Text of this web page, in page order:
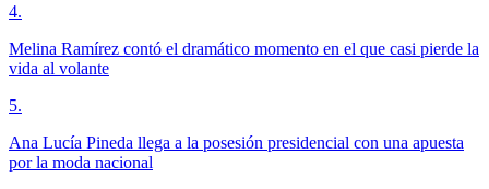
4.
Melina Ramírez contó el dramático momento en el que casi pierde la
vida al volante
5.
Ana Lucía Pineda llega a la posesión presidencial con una apuesta
por la moda nacional